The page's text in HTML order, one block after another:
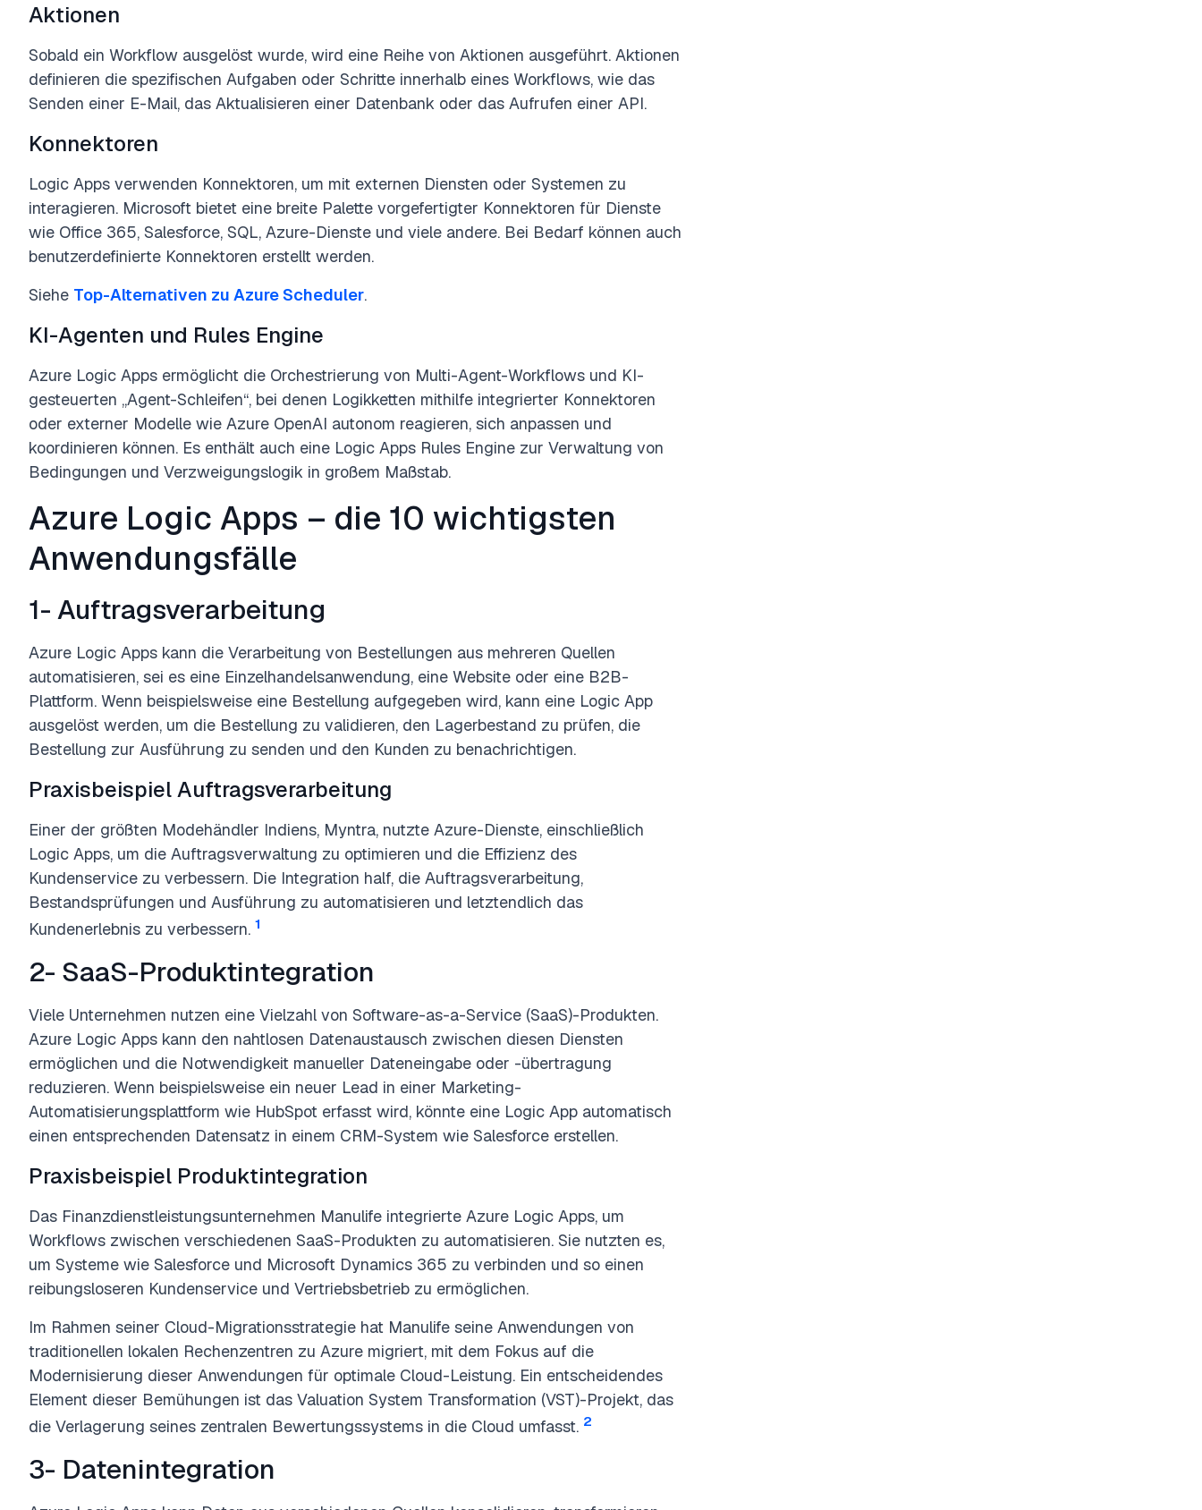
Aktionen
Sobald ein Workflow ausgelöst wurde, wird eine Reihe von Aktionen ausgeführt. Aktionen
definieren die spezifischen Aufgaben oder Schritte innerhalb eines Workflows, wie das
Senden einer E-Mail, das Aktualisieren einer Datenbank oder das Aufrufen einer API.
Konnektoren
Logic Apps verwenden Konnektoren, um mit externen Diensten oder Systemen zu
interagieren. Microsoft bietet eine breite Palette vorgefertigter Konnektoren für Dienste
wie Office 365, Salesforce, SQL, Azure-Dienste und viele andere. Bei Bedarf können auch
benutzerdefinierte Konnektoren erstellt werden.
Siehe Top-Alternativen zu Azure Scheduler.
KI-Agenten und Rules Engine
Azure Logic Apps ermöglicht die Orchestrierung von Multi-Agent-Workflows und KI-
gesteuerten „Agent-Schleifen“, bei denen Logikketten mithilfe integrierter Konnektoren
oder externer Modelle wie Azure OpenAI autonom reagieren, sich anpassen und
koordinieren können. Es enthält auch eine Logic Apps Rules Engine zur Verwaltung von
Bedingungen und Verzweigungslogik in großem Maßstab.
Azure Logic Apps – die 10 wichtigsten
Anwendungsfälle
1- Auftragsverarbeitung
Azure Logic Apps kann die Verarbeitung von Bestellungen aus mehreren Quellen
automatisieren, sei es eine Einzelhandelsanwendung, eine Website oder eine B2B-
Plattform. Wenn beispielsweise eine Bestellung aufgegeben wird, kann eine Logic App
ausgelöst werden, um die Bestellung zu validieren, den Lagerbestand zu prüfen, die
Bestellung zur Ausführung zu senden und den Kunden zu benachrichtigen.
Praxisbeispiel Auftragsverarbeitung
Einer der größten Modehändler Indiens, Myntra, nutzte Azure-Dienste, einschließlich
Logic Apps, um die Auftragsverwaltung zu optimieren und die Effizienz des
Kundenservice zu verbessern. Die Integration half, die Auftragsverarbeitung,
Bestandsprüfungen und Ausführung zu automatisieren und letztendlich das
Kundenerlebnis zu verbessern. 1
2- SaaS-Produktintegration
Viele Unternehmen nutzen eine Vielzahl von Software-as-a-Service (SaaS)-Produkten.
Azure Logic Apps kann den nahtlosen Datenaustausch zwischen diesen Diensten
ermöglichen und die Notwendigkeit manueller Dateneingabe oder -übertragung
reduzieren. Wenn beispielsweise ein neuer Lead in einer Marketing-
Automatisierungsplattform wie HubSpot erfasst wird, könnte eine Logic App automatisch
einen entsprechenden Datensatz in einem CRM-System wie Salesforce erstellen.
Praxisbeispiel Produktintegration
Das Finanzdienstleistungsunternehmen Manulife integrierte Azure Logic Apps, um
Workflows zwischen verschiedenen SaaS-Produkten zu automatisieren. Sie nutzten es,
um Systeme wie Salesforce und Microsoft Dynamics 365 zu verbinden und so einen
reibungsloseren Kundenservice und Vertriebsbetrieb zu ermöglichen.
Im Rahmen seiner Cloud-Migrationsstrategie hat Manulife seine Anwendungen von
traditionellen lokalen Rechenzentren zu Azure migriert, mit dem Fokus auf die
Modernisierung dieser Anwendungen für optimale Cloud-Leistung. Ein entscheidendes
Element dieser Bemühungen ist das Valuation System Transformation (VST)-Projekt, das
die Verlagerung seines zentralen Bewertungssystems in die Cloud umfasst. 2
3- Datenintegration